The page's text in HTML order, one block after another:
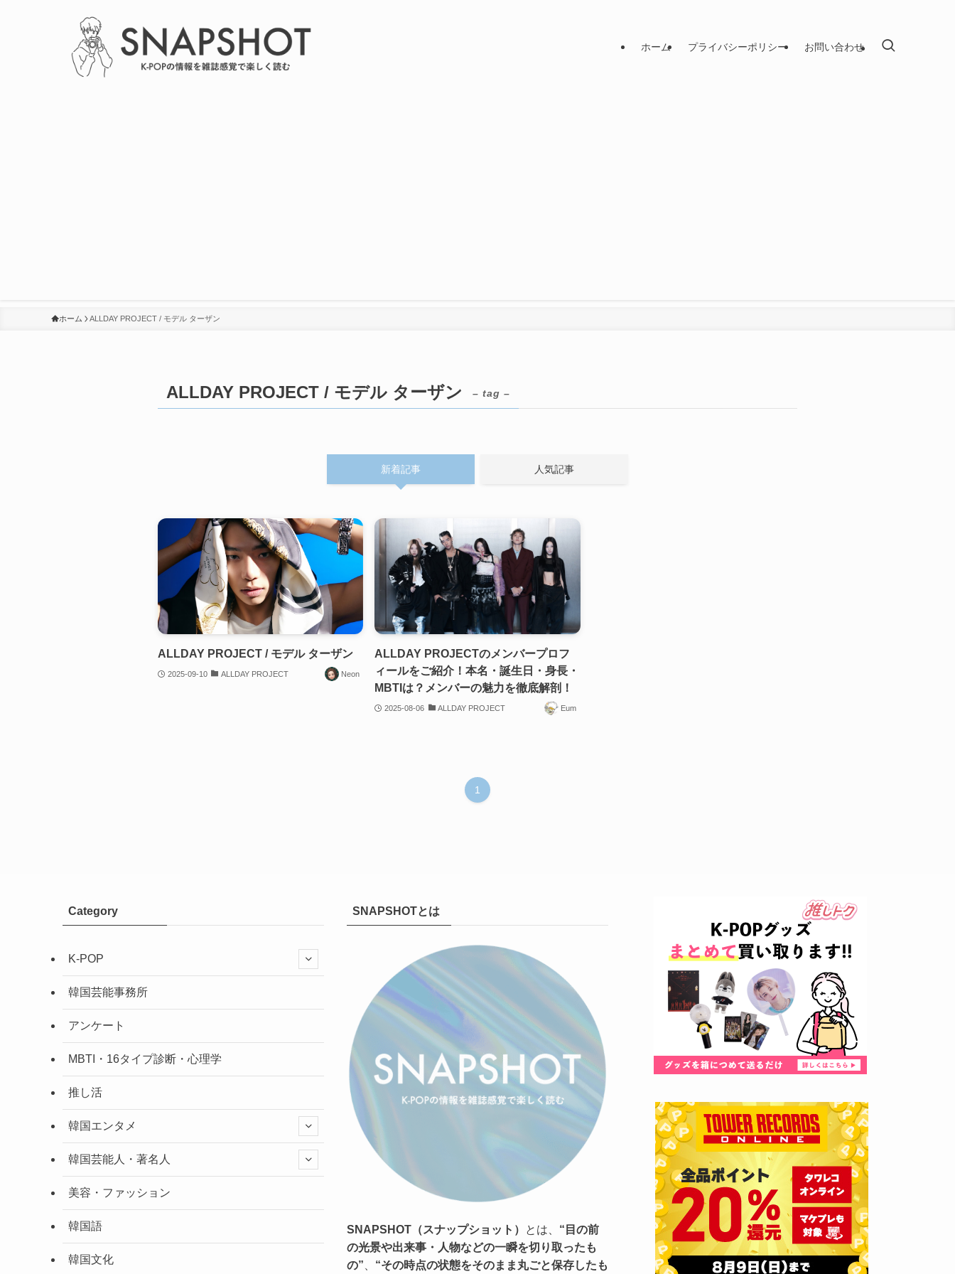
ホーム プライバシーポリシー お問い合わせ
ホーム ALLDAY PROJECT / モデル ターザン
ALLDAY PROJECT / モデル ターザン – tag –
新着記事 人気記事
ALLDAY PROJECT / モデル ターザン
2025-09-10 ALLDAY PROJECT Neon
ALLDAY PROJECTのメンバープロフ
ィールをご紹介！本名・誕生日・身長・
MBTIは？メンバーの魅力を徹底解剖！
2025-08-06 ALLDAY PROJECT Eum
1
Category
K-POP
韓国芸能事務所
アンケート
MBTI・16タイプ診断・心理学
推し活
韓国エンタメ
韓国芸能人・著名人
美容・ファッション
韓国語
韓国文化
SNAPSHOTとは
SNAPSHOT（スナップショット） とは、 “目の前
の光景や出来事・人物などの一瞬を切り取ったも
の”、 “その時点の状態をそのまま丸ごと保存したも